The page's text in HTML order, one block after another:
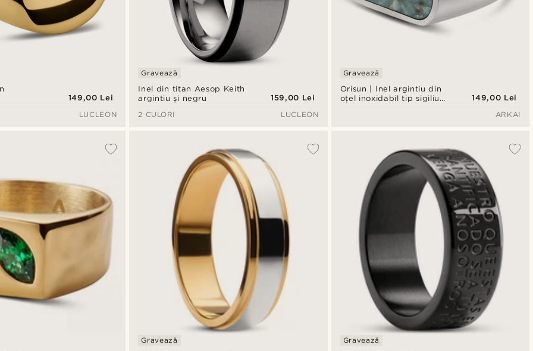
149,00 Lei
LUCLEON
Inel din titan Aesop Keith
argintiu și negru
Gravează
159,00 Lei
2 CULORI
LUCLEON
Orisun | Inel argintiu din
oțel inoxidabil tip sigiliu
Gravează
149,00 Lei
ARKAI
Gravează Gravează